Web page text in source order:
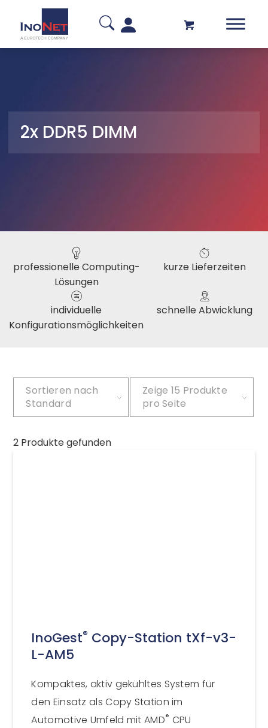
2x DDR5 DIMM
professionelle Computing-
Lösungen
kurze Lieferzeiten
individuelle
Konfigurationsmöglichkeiten
schnelle Abwicklung
Sortieren nach
Standard
Zeige 15 Produkte
pro Seite
2 Produkte gefunden
InoGest® Copy-Station tXf-v3-
L-AM5
Kompaktes, aktiv gekühltes System für
den Einsatz als Copy Station im
Automotive Umfeld mit AMD® CPU